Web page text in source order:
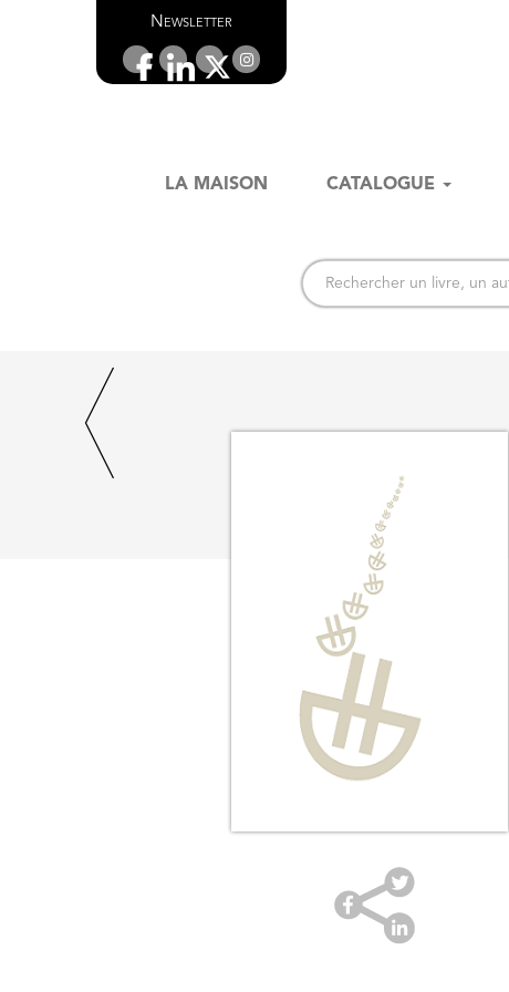
Newsletter
LA MAISON CATALOGUE